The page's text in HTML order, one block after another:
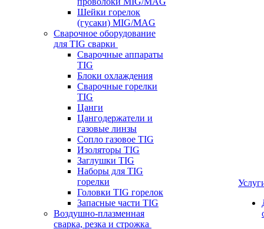
Шейки горелок
(гусаки) MIG/MAG
Сварочное оборудование
для TIG сварки
Сварочные аппараты
TIG
Блоки охлаждения
Сварочные горелки
TIG
Цанги
Цангодержатели и
газовые линзы
Сопло газовое TIG
Изоляторы TIG
Заглушки TIG
Наборы для TIG
горелки
Головки TIG горелок
Запасные части TIG
Воздушно-плазменная
сварка, резка и строжка